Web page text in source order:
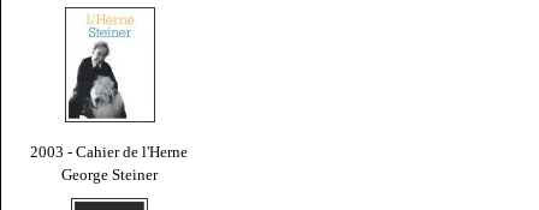
2003 - Cahier de l'Herne
George Steiner